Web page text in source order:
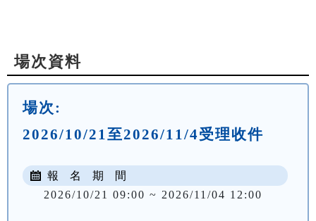
場次資料
場次:
2026/10/21至2026/11/4受理收件
報 名 期 間
2026/10/21 09:00 ~ 2026/11/04 12:00